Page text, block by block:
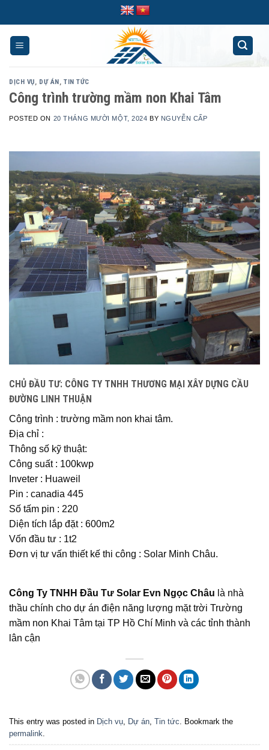
content
DỊCH VỤ, DỰ ÁN, TIN TỨC
Công trình trường mầm non Khai Tâm
POSTED ON 20 THÁNG MƯỜI MỘT, 2024 BY NGUYỄN CẤP
CHỦ ĐẦU TƯ: CÔNG TY TNHH THƯƠNG MẠI XÂY DỰNG CẦU
ĐƯỜNG LINH THUẬN
Công trình : trường mầm non khai tâm.
Địa chỉ :
Thông số kỹ thuật:
Công suất : 100kwp
Inveter : Huaweil
Pin : canadia 445
Số tấm pin : 220
Diện tích lắp đặt : 600m2
Vốn đầu tư : 1t2
Đơn vị tư vấn thiết kế thi công : Solar Minh Châu.
Công Ty TNHH Đầu Tư Solar Evn Ngọc Châu là nhà
thầu chính cho dự án điện năng lượng mặt trời Trường
mầm non Khai Tâm tại TP Hồ Chí Minh và các tỉnh thành
lân cận
This entry was posted in Dịch vụ Dự án Tin tức . Bookmark the
permalink